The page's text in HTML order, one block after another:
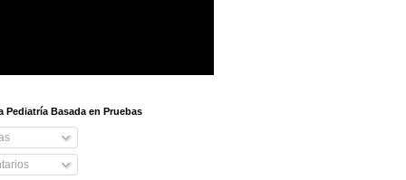
Pediatría Basada en Pruebas